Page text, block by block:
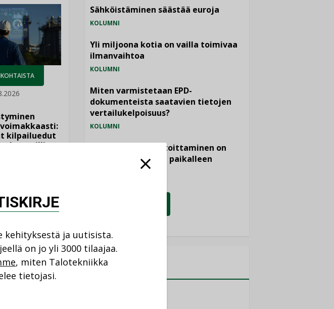
kilpailuedut
kun erilliset
Sähköistäminen säästää euroja
KOLUMNI
Yli miljoona kotia on vailla toimivaa
ilmanvaihtoa
KOLUMNI
Miten varmistetaan EPD-
dokumenteista saatavien tietojen
vertailukelpoisuus?
KOLUMNI
Vesi- ja viemärimitoittaminen on
jämähtänyt ajassa paikalleen
NIMITYKSET
kehityksestä ja uutisista.
on jo yli 3000 tilaajaa.
, miten Talotekniikka
tietojasi.